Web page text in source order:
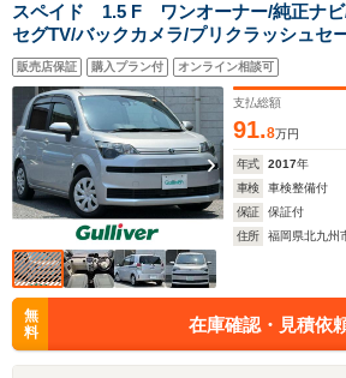
スペイド 1.5 F ワンオーナー/純正ナ
セグTV/バックカメラ/プリクラッシュセ
ディバーチャーアラート/オートマチック
車発進告知機能/片側パワスラ/ドラレコ
販売店保証 購入プラン付 オンライン相談可
支払総額
91.8万円
年式 2017年
車検
車検整備付
保証
保証付
住所
福岡県北九州
無
料
在庫確認・見積依